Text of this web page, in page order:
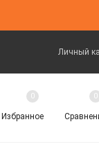
Личный
Избранное
0 0